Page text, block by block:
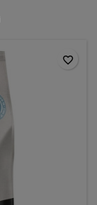
favorite_border